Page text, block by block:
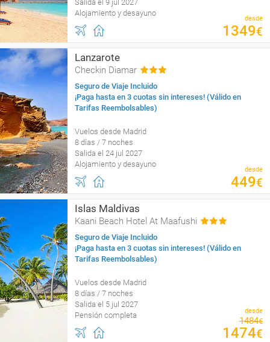
Salida el 9 jul 2027
Alojamiento y desayuno
desde
1349€
Lanzarote
Checkin Diamar
Seguro de Viaje Incluido
¡Paga hasta en 3 cuotas sin intereses! (Válido en
Tarifas Reembolsables)
Vuelos desde Madrid
8 días / 7 noches
Salida el 24 jul 2027
Alojamiento y desayuno
desde
449€
Islas Maldivas
Kaani Beach Hotel At Maafushi
Seguro de Viaje Incluido
¡Paga hasta en 3 cuotas sin intereses! (Válido en
Tarifas Reembolsables)
Vuelos desde Madrid
8 días / 7 noches
Salida el 5 jul 2027
Pensión completa
desde
1484€
1474€